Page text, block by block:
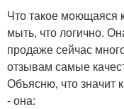
Что такое моющаяся
мыть, что логично.
продаже сейчас
отзывам самые
Объясню, что значит
- она: